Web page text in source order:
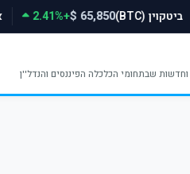
ביטקוין (BTC) 65,850 $
+2.41%